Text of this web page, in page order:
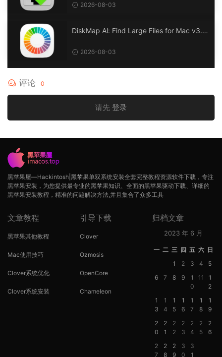
2026-08-03
DiskMap Al: Find Large Files for Mac v3.1
2026-08-03
评论 0
请先 登录
黑苹果屋—Hackintosh|黑苹果单双系统安装全套完整教程资源软件下载，专注
黑苹果安装，为您提供最专业的黑苹果知识、全面的黑苹果驱动下载、详细的
黑苹果安装教程，精准的问题解决方法,并且集合了众多工具
文章教程
黑苹果其他教程
Mac使用技巧
Clover系统优化
Clover系统安装
引导下载
Clover
Ozmosis
OpenCore
Chameleon
归档文章
2023 年 6 月
一 二 三 四 五 六 日
1
2 3 4
5
6
7 8 9
1
0
11
1
2
1
3
1
4
1
5
1
6
1
7
1
8
1
9
2
0
2
1
2
2
2
3
2
4
2
5
2
6
2
7
2
8
2
9
3
0
3
1